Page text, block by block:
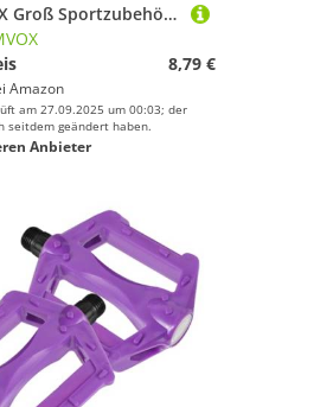
WHAMVOX Groß Sportzubehör 3 Stücke Schaum Finger Für Sportveranstaltungen Sport Schäume Finger Wettbewerbsveranstaltungen Zubehör Parteibevorzugung Jubelnde Requisiten Weiße Luftballons
8,79 €
Amazon
am 27.09.2025 um 00:03; der
seitdem geändert haben.
Anbieter